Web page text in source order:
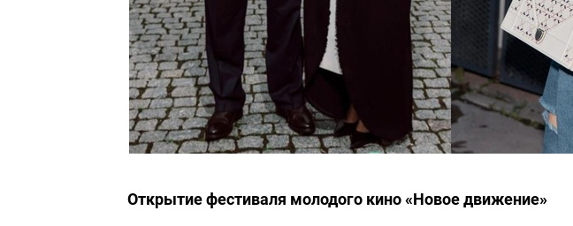
Открытие фестиваля молодого кино «Новое движение»